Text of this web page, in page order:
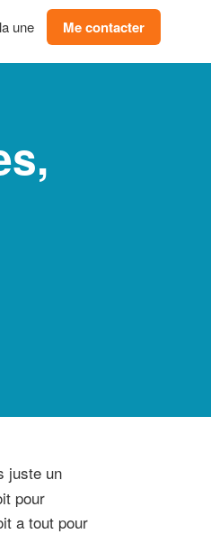
une Me contacter
juste un
pour
a tout pour